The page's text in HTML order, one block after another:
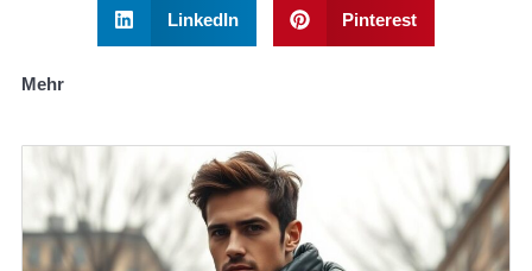
LinkedIn Pinterest
Mehr